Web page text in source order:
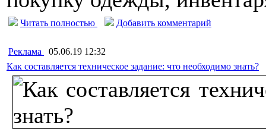
Читать полностью Добавить комментарий
Реклама
05.06.19 12:32
Как составляется техническое задание: что необходимо знать?